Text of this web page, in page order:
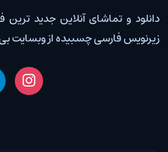
دانلود و تماشای آنلاین جدید
زیرنویس فارسی چسبیده از وبسایت